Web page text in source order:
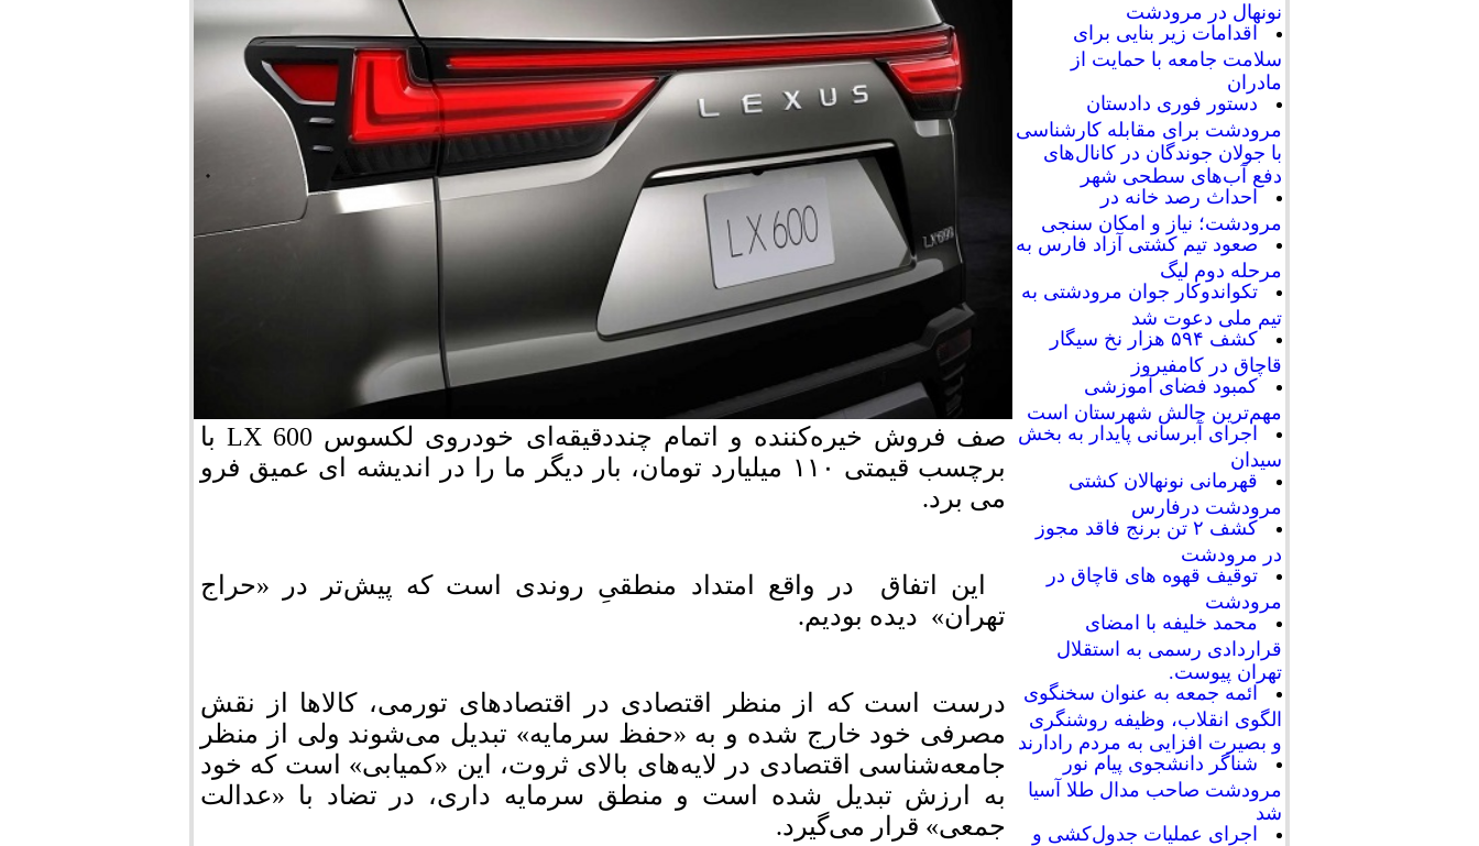
نونهال در مرودشت
اقدامات زیر بنایی برای
سلامت جامعه با حمایت از
مادران
دستور فوری دادستان
مرودشت برای مقابله کارشناسی
با جولان جوندگان در کانال‌های
دفع آب‌های سطحی شهر
احداث رصد خانه در
مرودشت؛ نیاز و امکان سنجی
صعود تیم کشتی آزاد فارس به
مرحله دوم لیگ
تکواندوکار جوان مرودشتی به
تیم ملی دعوت شد
کشف ۵۹۴ هزار نخ سیگار
قاچاق در کامفیروز
کمبود فضای آموزشی
مهم‌ترین چالش شهرستان است
اجرای آبرسانی پایدار به بخش
سیدان
قهرمانی نونهالان کشتی
مرودشت درفارس
کشف ۲ تن برنج فاقد مجوز
در مرودشت
توقیف قهوه های قاچاق در
مرودشت
محمد خلیفه با امضای
قراردادی رسمی به استقلال
تهران پیوست.
ائمه جمعه به عنوان سخنگوی
الگوی انقلاب، وظیفه روشنگری
و بصیرت افزایی به مردم رادارند
شناگر دانشجوی پیام نور
مرودشت صاحب مدال طلا آسیا
شد
اجرای عملیات جدول‌کشی و
صف فروش خیره‌کننده و اتمام چنددقیقه‌ای خودروی لکسوس LX 600 با
برچسب قیمتی ۱۱۰ میلیارد تومان، بار دیگر ما را در اندیشه ای عمیق فرو
می برد.
این اتفاق در واقع امتداد منطقیِ روندی است که پیش‌تر در «حراج
تهران» دیده بودیم.
درست است که از منظر اقتصادی در اقتصادهای تورمی، کالاها از نقش
مصرفی خود خارج شده و به «حفظ سرمایه» تبدیل می‌شوند ولی از منظر
جامعه‌شناسی اقتصادی در لایه‌های بالای ثروت، این «کمیابی» است که خود
به ارزش تبدیل شده است و منطق سرمایه داری، در تضاد با «عدالت
جمعی» قرار می‌گیرد.